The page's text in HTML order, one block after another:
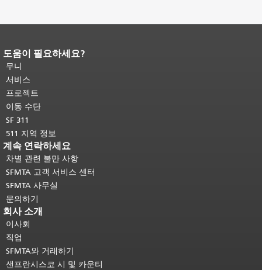
페이지 내용 끝입니다.이 페이지의 나
머지 내용은 모든 페이지에 반복됩니
다.메인 콘텐츠 상단으로 돌아가려면
여기를 클릭하십시오
도움이 필요하세요?
무니
서비스
프로젝트
이동 수단
SF 311
511 지역 정보
계속 연락하세요
차별 관련 불만 사항
SFMTA 고객 서비스 센터
SFMTA 사무실
문의하기
회사 소개
이사회
직업
SFMTA와 거래하기
샌프란시스코 시 및 카운티